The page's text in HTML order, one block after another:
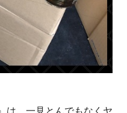
は、一見とんでもなくヤ